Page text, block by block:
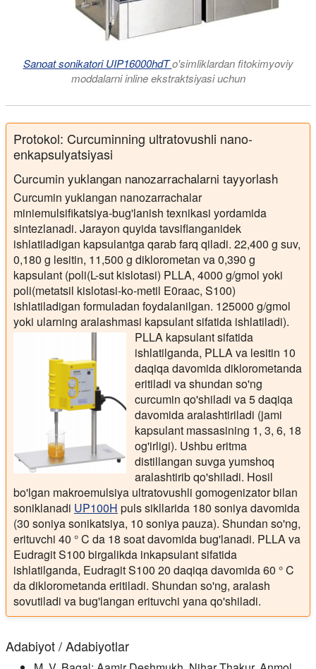
Sanoat sonikatori UIP16000hdTo'simliklardan fitokimyoviy
moddalarni inline ekstraktsiyasi uchun
Protokol: Curcuminning ultratovushli nano-
enkapsulyatsiyasi
Curcumin yuklangan nanozarrachalarni tayyorlash
Curcumin yuklangan nanozarrachalar
miniemulsifikatsiya-bug'lanish texnikasi yordamida
sintezlanadi. Jarayon quyida tavsiflanganidek
ishlatiladigan kapsulantga qarab farq qiladi. 22,400 g suv,
0,180 g lesitin, 11,500 g diklorometan va 0,390 g
kapsulant (poli(L-sut kislotasi) PLLA, 4000 g/gmol yoki
poli(metatsil kislotasi-ko-metil E0raac, S100)
ishlatiladigan formuladan foydalanilgan. 125000 g/gmol
yoki ularning aralashmasi kapsulant sifatida ishlatiladi).
PLLA kapsulant sifatida
ishlatilganda, PLLA va lesitin 10
daqiqa davomida diklorometanda
eritiladi va shundan so'ng
curcumin qo'shiladi va 5 daqiqa
davomida aralashtiriladi (jami
kapsulant massasining 1, 3, 6, 18
og'irligi). Ushbu eritma
distillangan suvga yumshoq
aralashtirib qo'shiladi. Hosil
bo'lgan makroemulsiya ultratovushli gomogenizator bilan
soniklanadi UP100H puls sikllarida 180 soniya davomida
(30 soniya sonikatsiya, 10 soniya pauza). Shundan so'ng,
erituvchi 40 ° C da 18 soat davomida bug'lanadi. PLLA va
Eudragit S100 birgalikda inkapsulant sifatida
ishlatilganda, Eudragit S100 20 daqiqa davomida 60 ° C
da diklorometanda eritiladi. Shundan so'ng, aralash
sovutiladi va bug'langan erituvchi yana qo'shiladi.
Adabiyot / Adabiyotlar